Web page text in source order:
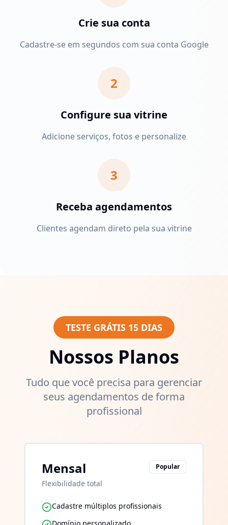
Crie sua conta
Cadastre-se em segundos com sua conta Google
2
Configure sua vitrine
Adicione serviços, fotos e personalize
3
Receba agendamentos
Clientes agendam direto pela sua vitrine
TESTE GRÁTIS 15 DIAS
Nossos Planos
Tudo que você precisa para gerenciar
seus agendamentos de forma
profissional
Mensal
Flexibilidade total
Popular
Cadastre múltiplos profissionais